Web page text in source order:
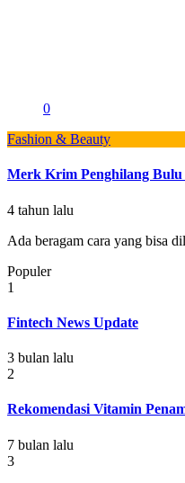
0
Fashion & Beauty
Merk Krim Penghilang
4 tahun lalu
Ada beragam cara yang bisa
Populer
1
Fintech News Update
3 bulan lalu
2
Rekomendasi Vitamin
7 bulan lalu
3